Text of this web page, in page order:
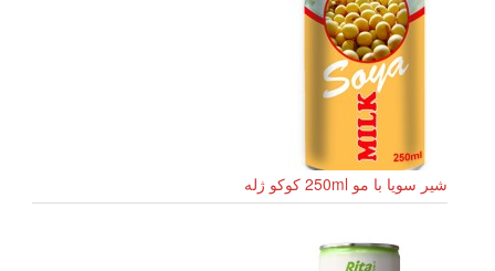
شیر سویا با مو 250ml کوکو ژله